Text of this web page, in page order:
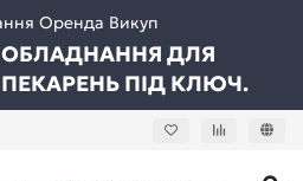
Оренда Викуп
ОБЛАДНАННЯ ДЛЯ
ПЕКАРЕНЬ ПІД КЛЮЧ.